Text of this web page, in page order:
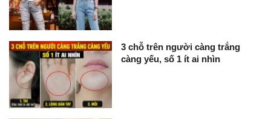
3 chỗ trên người càng trắng
càng yếu, số 1 ít ai nhìn